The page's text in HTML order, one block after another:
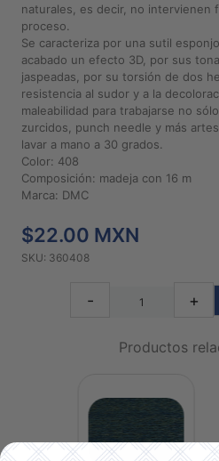
Políticas
Compra
2026
Diseños
Para
Bordar
naturales, es decir, no intervienen
proceso.
Se caracteriza por una sutil
acabado un efecto 3D, por sus
jaspeadas, por su torsión de dos
resistencia al sudor y a la
maleabilidad para trabajarse no
zurcidos, punch needle y más
lavar a mano a 30 grados.
Color: 408
Composición: madeja con 16 m
Marca: DMC
$22.00 MXN
SKU: 360408
- +
Productos